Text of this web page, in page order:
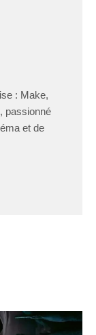
: Make,
passionné
et de